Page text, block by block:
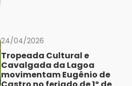
24/04/2026
Tropeada Cultural e
Cavalgada da Lagoa
movimentam Eugênio de